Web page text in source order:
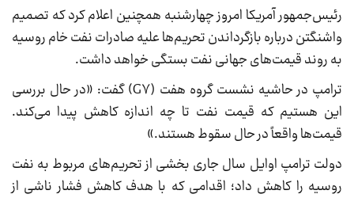
رئیس‌جمهور آمریکا امروز چهارشنبه همچنین اعلام کرد که تصمیم
واشنگتن درباره بازگرداندن تحریم‌ها علیه صادرات نفت خام روسیه
به روند قیمت‌های جهانی نفت بستگی خواهد داشت.
ترامپ در حاشیه نشست گروه هفت (G۷) گفت: «در حال بررسی
این هستیم که قیمت نفت تا چه اندازه کاهش پیدا می‌کند.
قیمت‌ها واقعاً در حال سقوط هستند.»
دولت ترامپ اوایل سال جاری بخشی از تحریم‌های مربوط به نفت
روسیه را کاهش داد؛ اقدامی که با هدف کاهش فشار ناشی از